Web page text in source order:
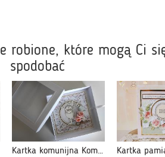
robione, które mogą Ci
spodobać
Kartka komunijna Komunia Święta z pudełeczkiem 7